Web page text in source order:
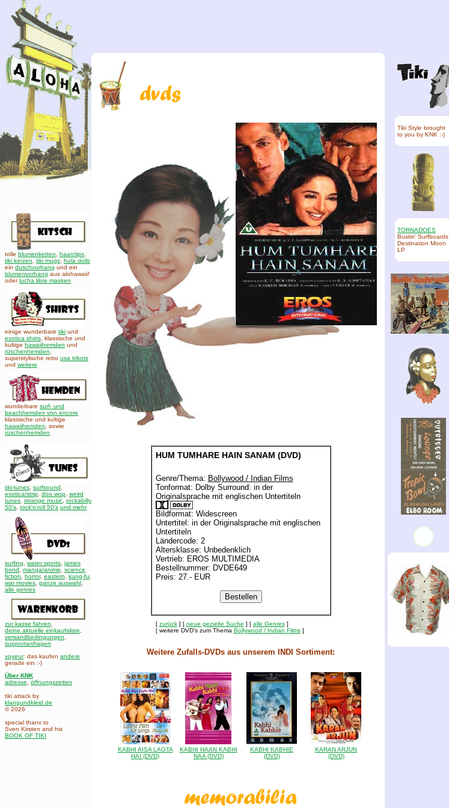
tolle blumenketten haarclips
tiki kerzen
tiki mugs hula dolls
ein duschvorhang und ein
blumenvorhang aus alohawaii!
oderlucha libre masken
einige wunderbare tiki und
exotica shirts , klassische und
kultige hawaiihemden und
rüschenhemden
superstylische retro usa trikots
und weitere
wunderbare surf- und
beachhemden von encore
klassische und kultige
hawaiihemden
sowie
rüschenhemden
tiki-tunes surfsound
exotica/strip doo wop weird
tunes strange music rockabilly
50's rock'n'roll 50's und mehr
surfing water sports james
bond
manga/anime
science
fiction
horror, eastern kung-fu
war movies ganze auswahl
alle genres
zur kasse fahren
deine aktuelle einkaufsliste
versandbedingungen
supportanfragen
voyeur: das kaufen andere
gerade ein :-)
Über KNK
adresse
öffnungszeiten
tiki attack by
klangundkleid.de
© 2026
special thanx to
Sven Kirsten and his
BOOK OF TIKI
HUM TUMHARE HAIN SANAM (DVD)
Genre/Thema: Bollywood / Indian Films
Tonformat: Dolby Surround: in der
Originalsprache mit englischen Untertiteln
Bildformat: Widescreen
Untertitel: in der Originalsprache mit englischen
Untertiteln
Ländercode: 2
Altersklasse: Unbedenklich
Vertrieb: EROS MULTIMEDIA
Bestellnummer: DVDE649
Preis: 27.- EUR
[ zurück] [ neue gezielte Suche ] [ alle Genres]
[ weitere DVD's zum Thema Bollywood / Indian Films]
Weitere Zufalls-DVDs aus unserem INDI Sortiment:
KABHI AISA LAGTA
HAI (DVD)
KABHI HAAN KABHI
NAA (DVD)
KABHI KABHIE
(DVD)
KARAN ARJUN
(DVD)
Tiki Style brought
to you by KNK :-)
TORNADOES
Bustin' Surfboards
Destination Moon
LP